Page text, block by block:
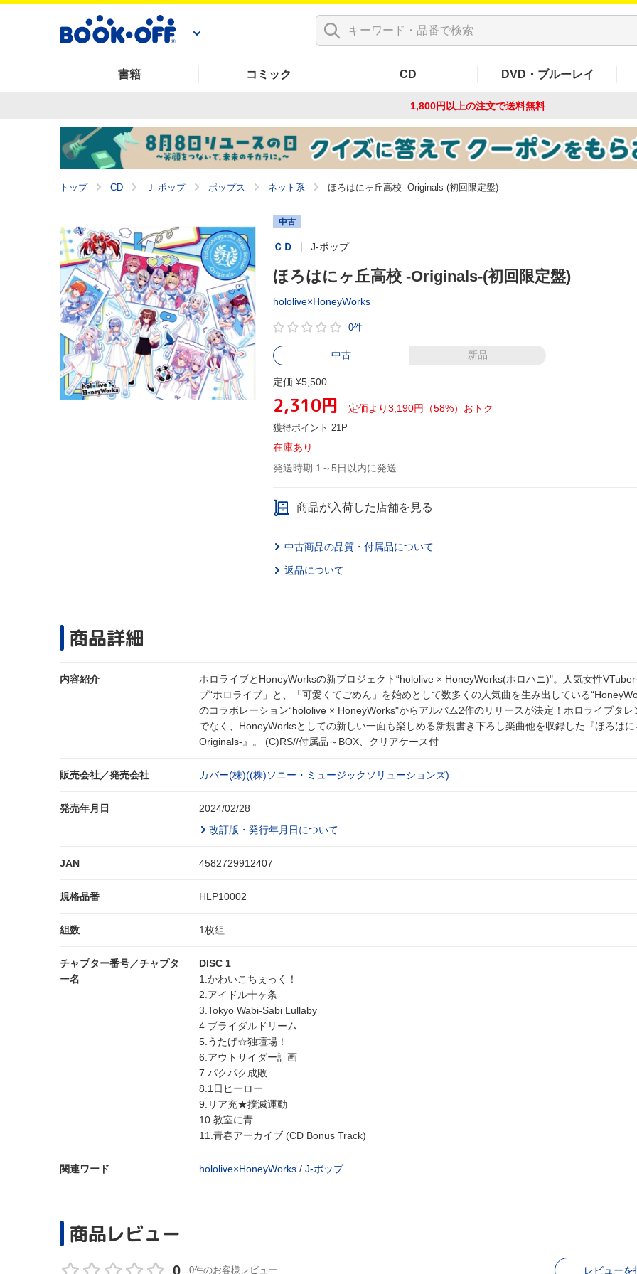
書籍 コミック CD DVD・ブルーレイ
1,800円以上の注文で送料無料
トップ CD Ｊ‐ポップ ポップス ネット系 ほろはにヶ丘高校 -Originals-(初回限定盤)
中古
ＣＤ J-ポップ
ほろはにヶ丘高校 -Originals-(初回限定盤)
hololive×HoneyWorks
0件
中古 新品
定価 ¥5,500
2,310円 定価より3,190円（58%）おトク
獲得ポイント 21P
在庫あり
発送時期 1～5日以内に発送
商品が入荷した店舗を見る
中古商品の品質・付属品について
返品について
商品詳細
内容紹介
ホロライブとHoneyWorksの新プロジェクト“hololive × HoneyWorks(ホロハニ)"。人気女性
プ“ホロライブ」と、「可愛くてごめん」を始めとして数多くの人気曲を生み出している
のコラボレーション“hololive × HoneyWorks"からアルバム2作のリリースが決定！ホロライブタレ
でなく、HoneyWorksとしての新しい一面も楽しめる新規書き下ろし楽曲他を収録した『ほろは
Originals-』。 (C)RS//付属品～BOX、クリアケース付
販売会社／発売会社 カバー(株)((株)ソニー・ミュージックソリューションズ)
発売年月日
2024/02/28
改訂版・発行年月日について
JAN 4582729912407
規格品番 HLP10002
組数 1枚組
チャプター番号／チャプタ
ー名
DISC 1
1.かわいこちぇっく！
2.アイドル十ヶ条
3.Tokyo Wabi-Sabi Lullaby
4.ブライダルドリーム
5.うたげ☆独壇場！
6.アウトサイダー計画
7.パクパク成敗
8.1日ヒーロー
9.リア充★撲滅運動
10.教室に青
11.青春アーカイブ (CD Bonus Track)
関連ワード hololive×HoneyWorks / J‐ポップ
商品レビュー
0 0件のお客様レビュー レビューを